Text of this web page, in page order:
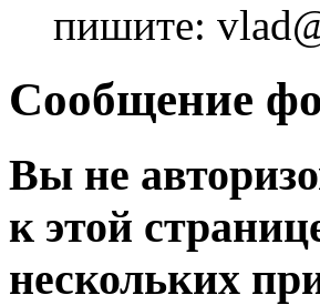
пишите:
Сообщение
Вы не
к этой
нескольких